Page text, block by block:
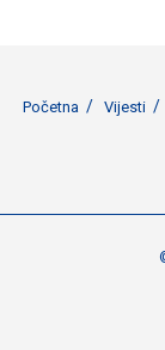
Početna Vijesti